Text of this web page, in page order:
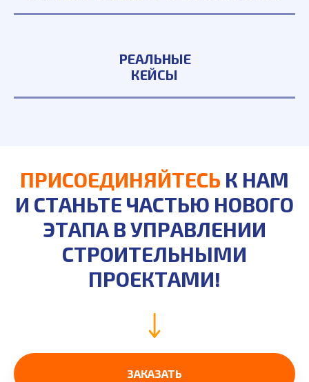
РЕАЛЬНЫЕ
КЕЙСЫ
ПРИСОЕДИНЯЙТЕСЬ К НАМ
И СТАНЬТЕ ЧАСТЬЮ НОВОГО
ЭТАПА В УПРАВЛЕНИИ
СТРОИТЕЛЬНЫМИ
ПРОЕКТАМИ!
ЗАКАЗАТЬ